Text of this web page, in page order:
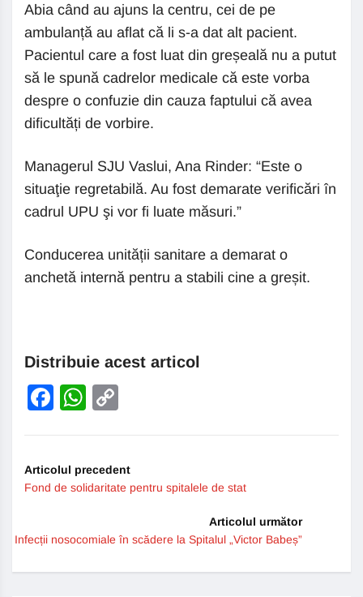
Abia când au ajuns la centru, cei de pe
ambulanță au aflat că li s-a dat alt pacient.
Pacientul care a fost luat din greșeală nu a putut
să le spună cadrelor medicale că este vorba
despre o confuzie din cauza faptului că avea
dificultăți de vorbire.
Managerul SJU Vaslui, Ana Rinder: “Este o
situaţie regretabilă. Au fost demarate verificări în
cadrul UPU şi vor fi luate măsuri.”
Conducerea unității sanitare a demarat o
anchetă internă pentru a stabili cine a greșit.
Distribuie acest articol
Facebook
WhatsApp
Articolul precedent
Fond de solidaritate pentru spitalele de stat
Articolul următor
Infecții nosocomiale în scădere la Spitalul „Victor Babeș”